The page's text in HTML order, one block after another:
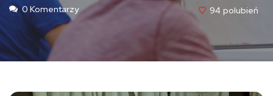
0 Komentarzy
94 Polubień